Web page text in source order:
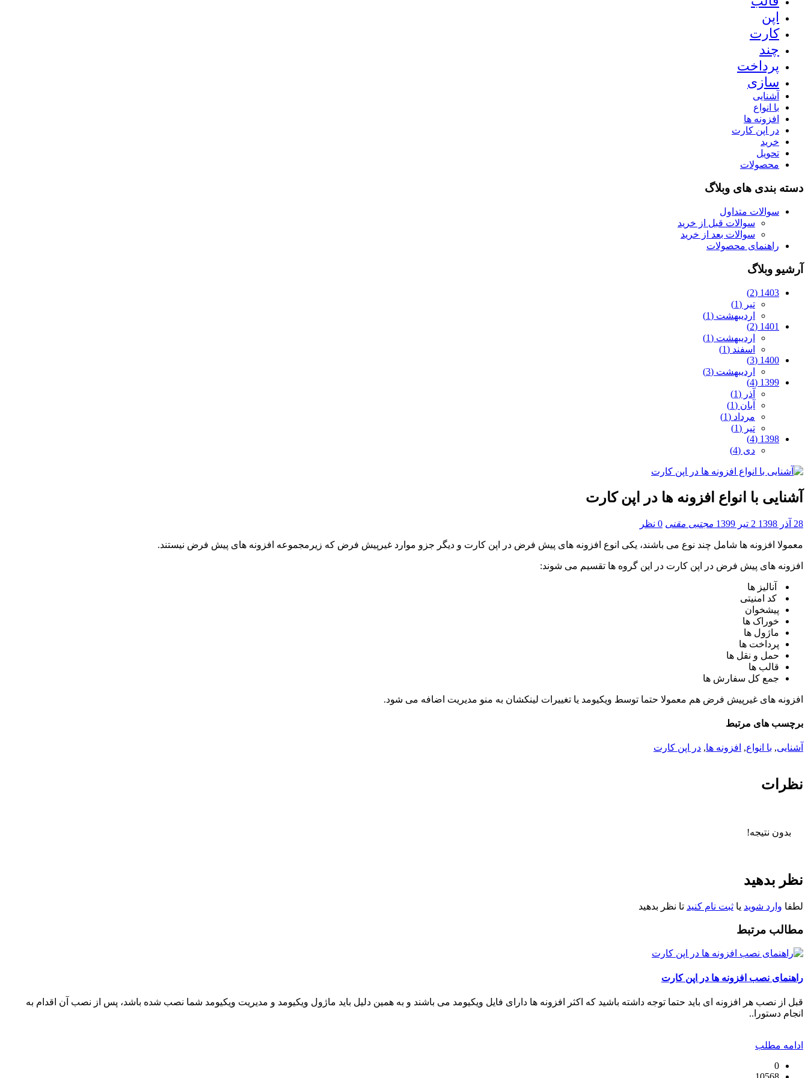
اپن
کارت
چند
پرداخت
سازی
آشنایی
با انواع
افزونه ها
در اپن کارت
خرید
تحویل
محصولات
دسته بندی های وبلاگ
سوالات متداول
سوالات قبل از خرید
سوالات بعد از خرید
راهنمای محصولات
آرشیو وبلاگ
1403 (2)
تیر (1)
اردیبهشت (1)
1401 (2)
اردیبهشت (1)
اسفند (1)
1400 (3)
اردیبهشت (3)
1399 (4)
آذر (1)
آبان (1)
مرداد (1)
تیر (1)
1398 (4)
دی (4)
آشنایی با انواع افزونه ها در اپن کارت
28 آذر 1398 2 تیر 1399 مجتبی مقنی 0 نظر
معمولا افزونه ها شامل چند نوع می باشند، یکی انوع افزونه های پیش فرض در اپن کارت و دیگر جزو موارد غیرپیش فرض که زیرمجموعه افزونه های پیش فرض نیستند.
افزونه های پیش فرض در اپن کارت در این گروه ها تقسیم می شوند:
آنالیز ها
کد امنیتی
پیشخوان
خوراک ها
ماژول ها
پرداخت ها
حمل و نقل ها
قالب ها
جمع کل سفارش ها
افزونه های غیرپیش فرض هم معمولا حتما توسط ویکیومد یا تغییرات لینکشان به منو مدیریت اضافه می شود.
برچسب های مرتبط
آشنایی, با انواع, افزونه ها, در اپن کارت
نظرات
بدون نتیجه!
نظر بدهید
لطفا وارد شوید یا ثبت نام کنید تا نظر بدهید
مطالب مرتبط
راهنمای نصب افزونه ها در اپن کارت
قبل از نصب هر افزونه ای باید حتما توجه داشته باشید که اکثر افزونه ها دارای فایل ویکیومد می باشند و به همین دلیل باید ماژول ویکیومد و مدیریت ویکیومد شما نصب شده باشد، پس از نصب آن اقدام به
انجام دستورا..
ادامه مطلب
0